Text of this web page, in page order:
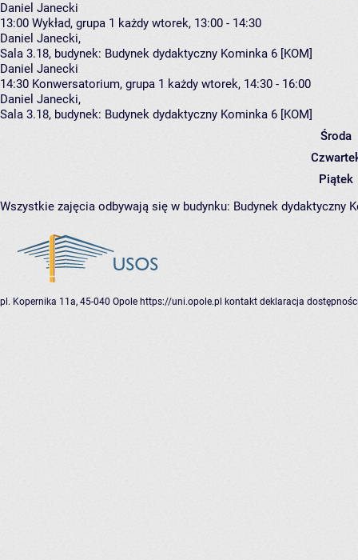
Daniel Janecki
13:00 Wykład, grupa 1 każdy wtorek, 13:00 - 14:30
Daniel Janecki,
Sala 3.18, budynek: Budynek dydaktyczny Kominka 6 [KOM]
Daniel Janecki
14:30 Konwersatorium, grupa 1 każdy wtorek, 14:30 - 16:00
Daniel Janecki,
Sala 3.18, budynek: Budynek dydaktyczny Kominka 6 [KOM]
Środa
Piątek
Wszystkie zajęcia odbywają się w budynku: Budynek dydaktyczny
pl. Kopernika 11a, 45-040 Opole https://uni.opole.pl kontakt deklaracja